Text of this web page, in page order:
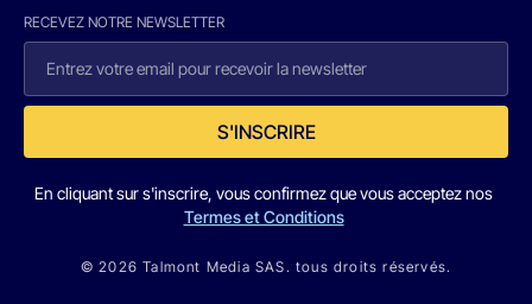
RECEVEZ NOTRE NEWSLETTER
S'INSCRIRE
En cliquant sur s'inscrire, vous confirmez que vous acceptez nos
Termes et Conditions
© 2026 Talmont Media SAS. tous droits réservés.